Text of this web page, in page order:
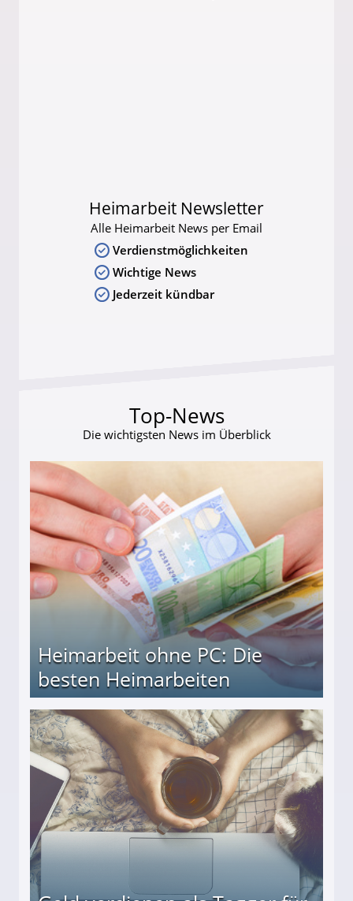
Heimarbeit Newsletter
Alle Heimarbeit News per Email
Verdienstmöglichkeiten
Wichtige News
Jederzeit kündbar
Top-News
Die wichtigsten News im Überblick
Heimarbeit ohne PC: Die
besten Heimarbeiten